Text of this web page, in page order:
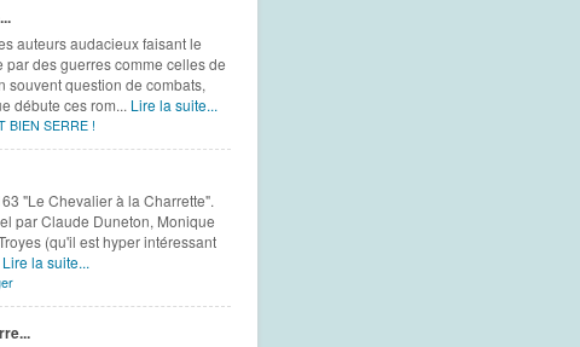
auteurs audacieux faisant le
des guerres comme celles de
souvent question de combats,
débute ces rom... Lire la suite...
BIEN SERRE !
"Le Chevalier à la Charrette".
par Claude Duneton, Monique
(qu'il est hyper intéressant
Lire la suite...